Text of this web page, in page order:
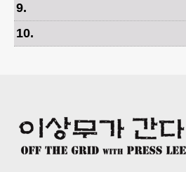
9.
10.